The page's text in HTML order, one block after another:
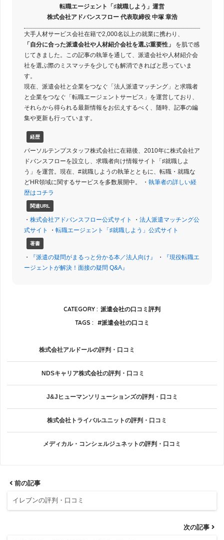
転職エージェント「♯就職しよう」運営
株式会社アドバンスフロー 代表取締役 中塚 章浩
大手人材サービス会社在籍で2,000名以上の就業に携わり、
「自分に合った派遣会社や人材紹介会社を選ぶ重要性」
を肌で感
じてきました。この記事の執筆を通して、派遣会社や人材紹介会
社を選ぶ際のミスマッチを少しでも解消できればと思っていま
す。
現在、派遣会社と企業をつなぐ「法人派遣マッチング」と求職者
と企業をつなぐ「転職エージェントサービス」を運営しており、
それらから得られる最新情報をお伝えするべく、随時、記事の編
集や更新も行っています。
経歴
パーソルテンプスタッフ株式会社に在籍後、2010年に株式会社ア
ドバンスフローを設立し、求職者向け情報サイト「♯就職しよ
う」を運営。現在、#就職しようの執筆とともに、転職・就職な
どHR領域に関するサービスを多数展開中。 ・ 執筆者の詳しい経
歴はコチラ
関連URL
・ 株式会社アドバンスフロー公式サイト ・ 法人派遣マッチング公
式サイト
・ 転職エージェント「♯就職しよう」公式サイト
著書
・ 『派遣の疑問がまるっと分かる本／法人向け』 ・
『現役転職エ
ージェントが解決！面接の疑問 Q&A』
CATEGORY : 派遣会社の口コミ評判
TAGS :
派遣会社の口コミ
株式会社アルドールの評判・口コミ
NDSキャリア株式会社の評判・口コミ
J&Jヒューマンソリューションズの評判・口コミ
株式会社トライバルユニットの評判・口コミ
メディカル・コンシェルジュネットの評判・口コミ
前の記事
イレブンの評判・口コミ
次の記事